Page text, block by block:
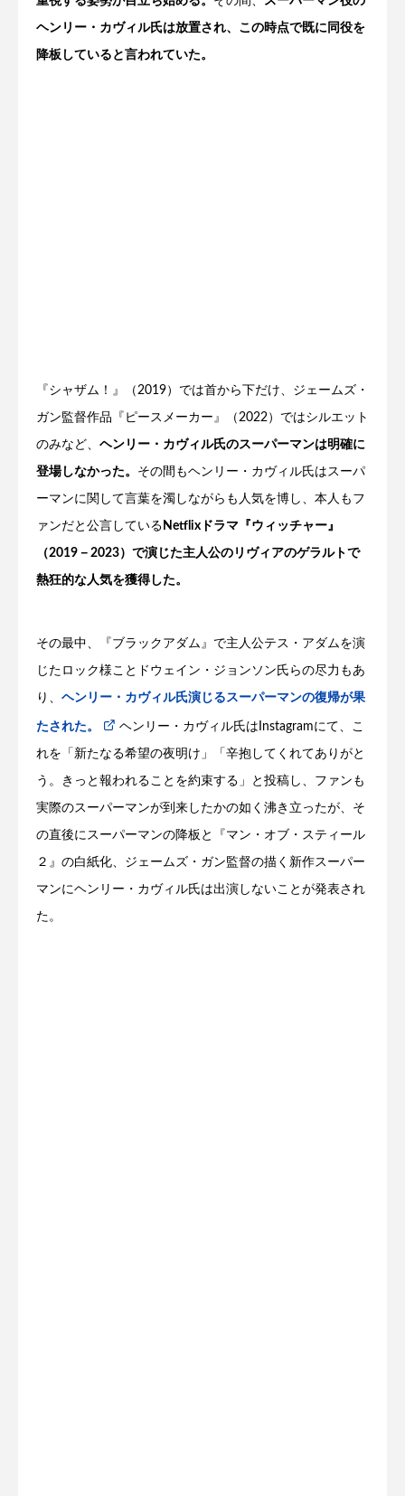
ヘンリー・カヴィル氏は放置され、この時点で既に同役を
降板していると言われていた。
『シャザム！』（2019）では首から下だけ、ジェームズ・
ガン監督作品『ピースメーカー』（2022）ではシルエット
のみなど、 ヘンリー・カヴィル氏のスーパーマンは明確に
登場しなかった。 その間もヘンリー・カヴィル氏はスーパ
ーマンに関して言葉を濁しながらも人気を博し、本人もフ
ァンだと公言している Netflixドラマ『ウィッチャー』
（2019－2023）で演じた主人公のリヴィアのゲラルトで
熱狂的な人気を獲得した。
その最中、『ブラックアダム』で主人公テス・アダムを演
じたロック様ことドウェイン・ジョンソン氏らの尽力もあ
り、 ヘンリー・カヴィル氏演じるスーパーマンの復帰が果
たされた。 ヘンリー・カヴィル氏はInstagramにて、こ
れを「新たなる希望の夜明け」「辛抱してくれてありがと
う。きっと報われることを約束する」と投稿し、ファンも
実際のスーパーマンが到来したかの如く沸き立ったが、そ
の直後にスーパーマンの降板と『マン・オブ・スティール
２』の白紙化、ジェームズ・ガン監督の描く新作スーパー
マンにヘンリー・カヴィル氏は出演しないことが発表され
た。